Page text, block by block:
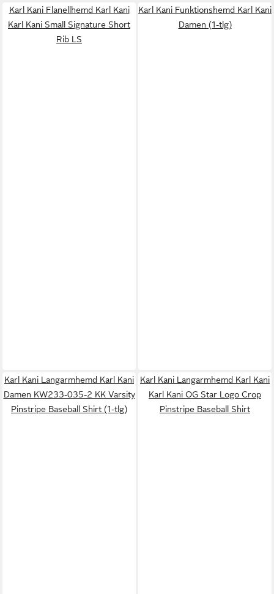
Karl Kani Flanellhemd Karl Kani
Karl Kani Small Signature Short
Rib LS
Karl Kani Funktionshemd Karl Kani
Damen (1-tlg)
Karl Kani Langarmhemd Karl Kani
Damen KW233-035-2 KK Varsity
Pinstripe Baseball Shirt (1-tlg)
Karl Kani Langarmhemd Karl Kani
Karl Kani OG Star Logo Crop
Pinstripe Baseball Shirt